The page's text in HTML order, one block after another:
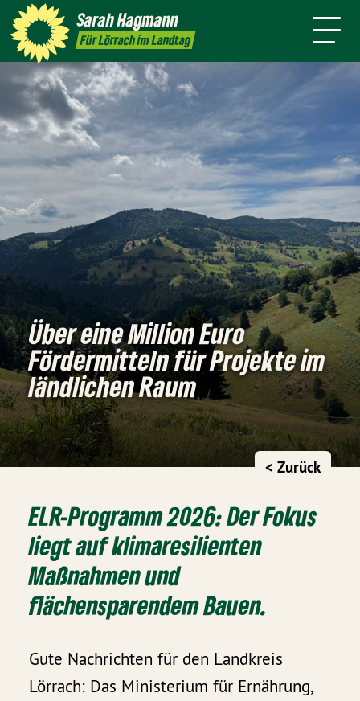
SarahHagmann
Für Lörrach im Landtag
Termine Presse
mich
Über eine Million Euro
Fördermitteln für Projekte im
ländlichen Raum
< Zurück
ELR-Programm 2026: Der Fokus
liegt auf klimaresilienten
Maßnahmen und
flächensparendem Bauen.
Gute Nachrichten für den Landkreis
Lörrach: Das Ministerium für Ernährung,